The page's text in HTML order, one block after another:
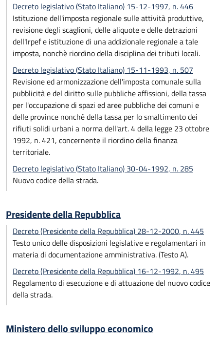
Decreto legislativo (Stato Italiano) 15-12-1997, n. 446
Istituzione dell'imposta regionale sulle attività produttive,
revisione degli scaglioni, delle aliquote e delle detrazioni
dell'Irpef e istituzione di una addizionale regionale a tale
imposta, nonchè riordino della disciplina dei tributi locali.
Decreto legislativo (Stato Italiano) 15-11-1993, n. 507
Revisione ed armonizzazione dell'imposta comunale sulla
pubblicità e del diritto sulle pubbliche affissioni, della tassa
per l'occupazione di spazi ed aree pubbliche dei comuni e
delle province nonchè della tassa per lo smaltimento dei
rifiuti solidi urbani a norma dell'art. 4 della legge 23 ottobre
1992, n. 421, concernente il riordino della finanza
territoriale.
Decreto legislativo (Stato Italiano) 30-04-1992, n. 285
Nuovo codice della strada.
Presidente della Repubblica
Decreto (Presidente della Repubblica) 28-12-2000, n. 445
Testo unico delle disposizioni legislative e regolamentari in
materia di documentazione amministrativa. (Testo A).
Decreto (Presidente della Repubblica) 16-12-1992, n. 495
Regolamento di esecuzione e di attuazione del nuovo codice
della strada.
Ministero dello sviluppo economico